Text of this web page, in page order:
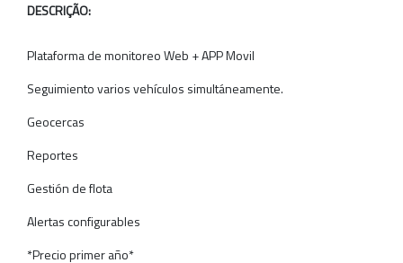
DESCRIÇÃO:
Plataforma de monitoreo Web + APP Movil
Seguimiento varios vehículos simultáneamente.
Geocercas
Reportes
Gestión de flota
Alertas configurables
*Precio primer año*